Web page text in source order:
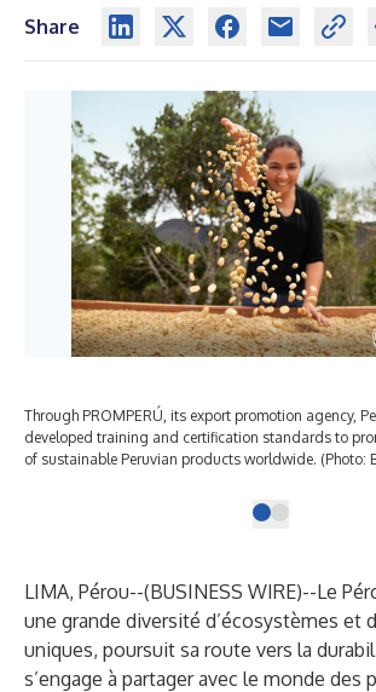
Share
Through PROMPERÚ, its export promotion agency,
developed training and certification standards to
of sustainable Peruvian products worldwide. (Photo:
LIMA, Pérou--(BUSINESS WIRE)--Le
une grande diversité d’écosystèmes et
uniques, poursuit sa route vers la
s’engage à partager avec le monde des